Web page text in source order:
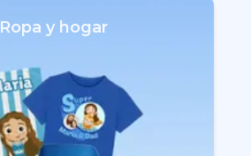
Ropa y hogar